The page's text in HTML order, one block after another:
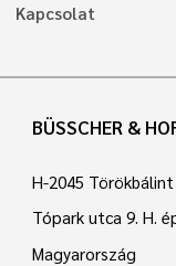
Kapcsolat
BÜSSCHER &
H-2045 Törökbálint
Tópark utca 9. H.
Magyarország